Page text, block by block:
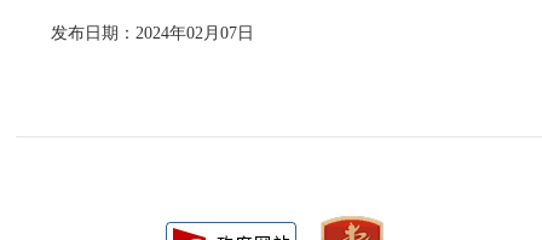
发布日期：2024年02月07日